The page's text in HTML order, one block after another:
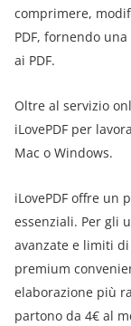
comprimere,
PDF, fornendo
ai PDF.
Oltre al servizio
iLovePDF per
Mac o Windows.
iLovePDF offre un
essenziali. Per gli
avanzate e limiti
premium
elaborazione più
partono da 4€ al